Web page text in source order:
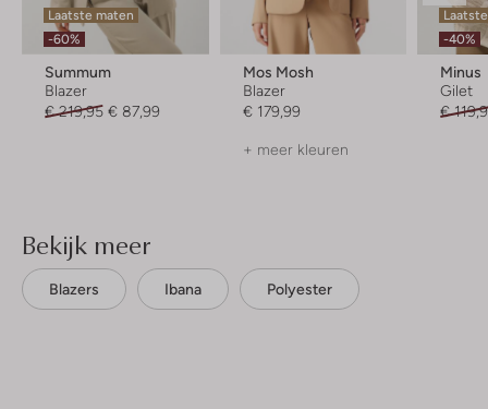
Laatste maten
-60%
Summum
Blazer
€ 219,95 € 87,99
Mos Mosh
Blazer
€ 179,99
+ meer kleuren
-40%
Minus
Gilet
€
Bekijk meer
Blazers Ibana Polyester